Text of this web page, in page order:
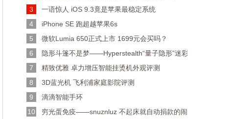
3
一语惊人 iOS 9.3竟是苹果最稳定系统
4
iPhone SE 跑超越苹果6s
5
微软Lumia 650正式上市 1699元会买吗？
6
隐形斗篷不是梦——Hyperstealth“量子隐形”迷彩布料
7
精致优雅 卓力增压智能挂烫机外观评测
8
3D蓝光机 飞利浦家庭影院评测
9
滴滴智能手环
10
穷光蛋免疫——snuznluz 不起床就自动捐款的闹钟